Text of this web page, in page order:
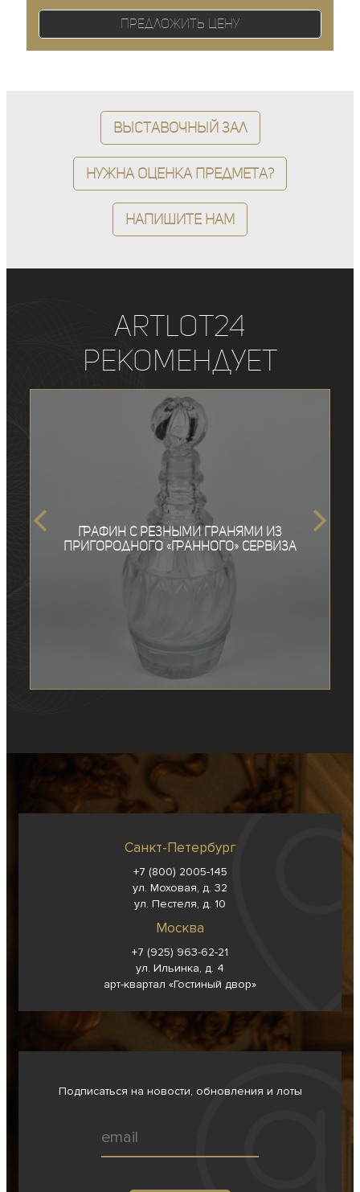
Предложить цену
Выставочный зал
Нужна оценка предмета?
Напишите нам
ArtLot24
рекомендует
Графин с резными гранями из
Пригородного «Гранного» сервиза
Санкт-Петербург
+7 (800) 2005-145
ул. Моховая, д. 32
ул. Пестеля, д. 10
Москва
+7 (925) 963-62-21
ул. Ильинка, д. 4
арт-квартал «Гостиный двор»
Подписаться на новости, обновления и лоты